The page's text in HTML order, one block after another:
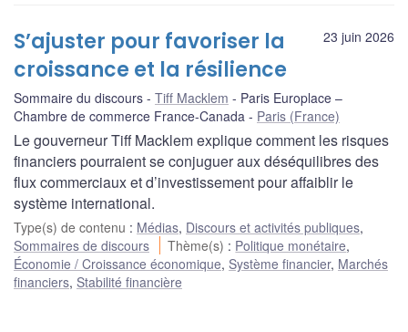
23 juin 2026
S’ajuster pour favoriser la
croissance et la résilience
Sommaire du discours Tiff Macklem
Paris Europlace –
Chambre de commerce France-Canada
Paris (France)
Le gouverneur Tiff Macklem explique comment les risques
financiers pourraient se conjuguer aux déséquilibres des
flux commerciaux et d’investissement pour affaiblir le
système international.
Type(s) de contenu : Médias, Discours et activités publiques,
Sommaires de discours
Thème(s) : Politique monétaire,
Économie / Croissance économique, Système financier, Marchés
financiers, Stabilité financière